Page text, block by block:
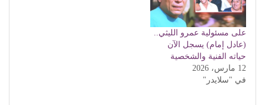
على مسئولية عمرو الليثي..
(عادل إمام) يسجل الآن
حياته الفنية والشخصية
12 مارس، 2026
في "سلايدر"